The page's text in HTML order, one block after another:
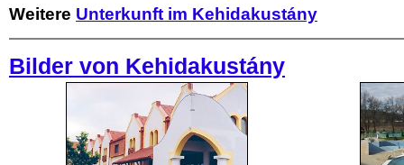
Weitere Unterkunft im Kehidakustány
Bilder von Kehidakustány